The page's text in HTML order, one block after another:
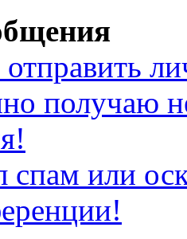
получаю
спам или